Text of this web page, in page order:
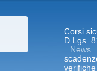
Corsi
D.Lgs.
News